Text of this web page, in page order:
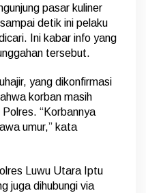
pasar kuliner
detik ini pelaku
Ini kabar info yang
tersebut.
yang dikonfirmasi
korban masih
“Korbannya
umur,” kata
Luwu Utara Iptu
juga dihubungi via